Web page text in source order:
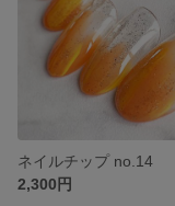
ネイルチップ no.14
2,300円